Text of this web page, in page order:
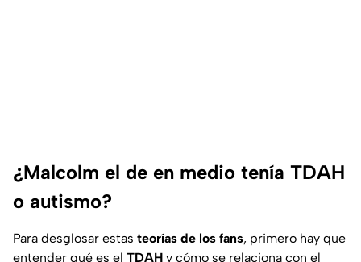
¿Malcolm el de en medio tenía TDAH
o autismo?
Para desglosar estas teorías de los fans, primero hay que
entender qué es el TDAH y cómo se relaciona con el